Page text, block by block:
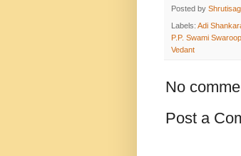
Posted by
Labels: Adi
P.P. Swami
Vedant
No
Post a